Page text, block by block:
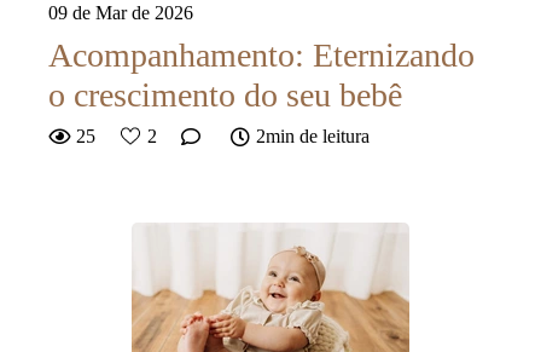
09 de Mar de 2026
Acompanhamento: Eternizando
o crescimento do seu bebê
25 2 2min de leitura